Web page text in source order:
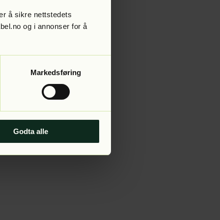
å sikre nettstedets
og i annonser for å
Markedsføring
Godta alle